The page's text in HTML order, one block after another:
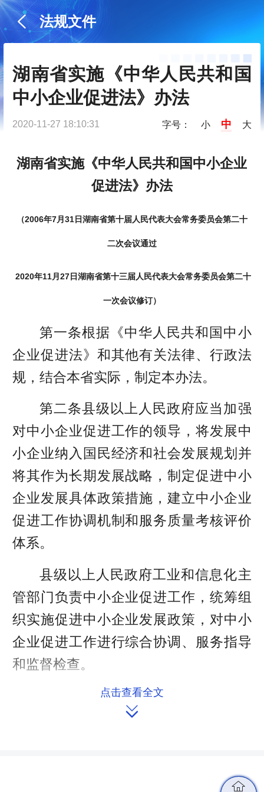
法规文件
湖南省实施《中华人民共和国
中小企业促进法》办法
2020-11-27 18:10:31 字号： 小 中 大
湖南省实施《中华人民共和国中小企业
促进法》办法
（2006年7月31日湖南省第十届人民代表大会常务委员会第二十
二次会议通过
2020年11月27日湖南省第十三届人民代表大会常务委员会第二十
一次会议修订）
第一条根据《中华人民共和国中小
企业促进法》和其他有关法律、行政法
规，结合本省实际，制定本办法。
第二条县级以上人民政府应当加强
对中小企业促进工作的领导，将发展中
小企业纳入国民经济和社会发展规划并
将其作为长期发展战略，制定促进中小
企业发展具体政策措施，建立中小企业
促进工作协调机制和服务质量考核评价
体系。
县级以上人民政府工业和信息化主
管部门负责中小企业促进工作，统筹组
织实施促进中小企业发展政策，对中小
企业促进工作进行综合协调、服务指导
和监督检查。
县级以上人民政府发展和改革、财
政、人力资源和社会保障、自然资源、
点击查看全文
